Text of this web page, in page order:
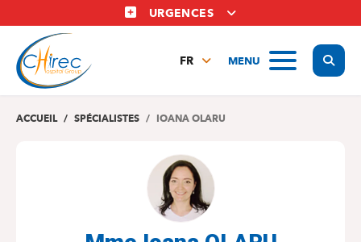
au
contenu
principal
URGENCES
MENU
FR
EN
ACCUEIL SPÉCIALISTES IOANA OLARU